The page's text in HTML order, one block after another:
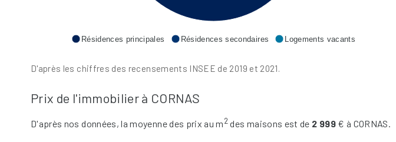
Résidences principales Résidences secondaires Logements vacants
D'après les chiffres des recensements INSEE de 2019 et 2021.
Prix de l'immobilier à CORNAS
D'après nos données, la moyenne des prix au m2 des maisons est de 2 999€ à CORNAS.